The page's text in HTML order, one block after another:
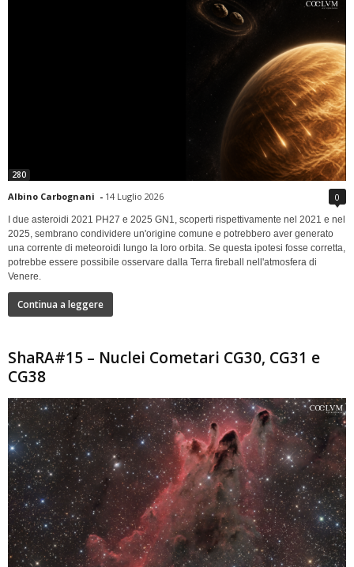
280
Albino Carbognani - 14 Luglio 2026 0
I due asteroidi 2021 PH27 e 2025 GN1, scoperti rispettivamente nel 2021 e nel
2025, sembrano condividere un'origine comune e potrebbero aver generato
una corrente di meteoroidi lungo la loro orbita. Se questa ipotesi fosse corretta,
potrebbe essere possibile osservare dalla Terra fireball nell'atmosfera di
Venere.
Continua a leggere
ShaRA#15 – Nuclei Cometari CG30, CG31 e
CG38